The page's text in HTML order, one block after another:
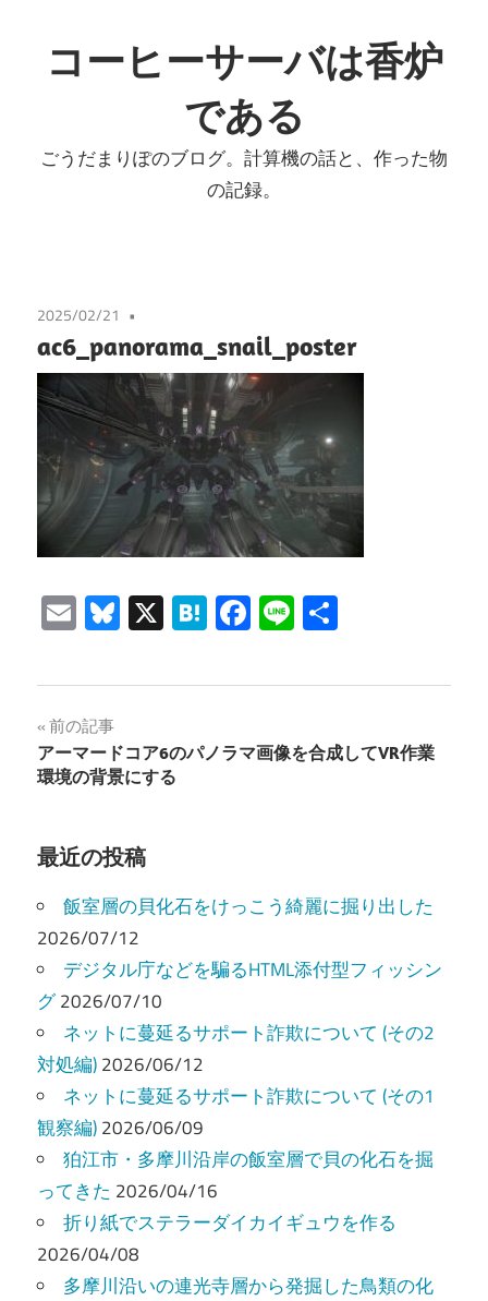
ン
テ
へ
コーヒーサーバは香炉
である
ごうだまりぽのブログ。計算機の話と、作った物
の記録。
2025/02/21
ac6_panorama_snail_poster
EmailBluesky
X Hatena
Facebook
Line
投
稿
ビ
ゲ
ー
シ
ョ
ン
前の記事
アーマードコア6のパノラマ画像を合成してVR作業
環境の背景にする
最近の投稿
飯室層の貝化石をけっこう綺麗に掘り出した
2026/07/12
デジタル庁などを騙るHTML添付型フィッシン
グ2026/07/10
ネットに蔓延るサポート詐欺について (その2
対処編)2026/06/12
ネットに蔓延るサポート詐欺について (その1
観察編)2026/06/09
狛江市・多摩川沿岸の飯室層で貝の化石を掘
ってきた 2026/04/16
折り紙でステラーダイカイギュウを作る
2026/04/08
多摩川沿いの連光寺層から発掘した鳥類の化